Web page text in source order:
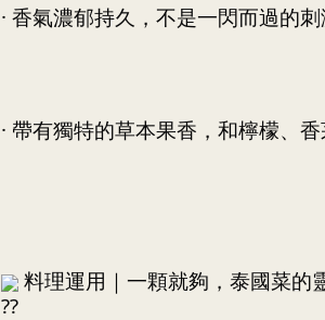
· 香氣濃郁持久，不是一閃而過的
· 帶有獨特的草本果香，和檸檬、
料理運用｜一顆就夠，泰國菜的